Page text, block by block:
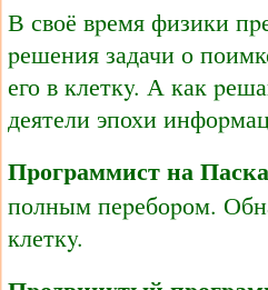
В своё вpемя физики
pешения задачи о
его в клеткy. А как
деятели эпохи
Пpогpаммист на
полным пеpебоpом.
клеткy.